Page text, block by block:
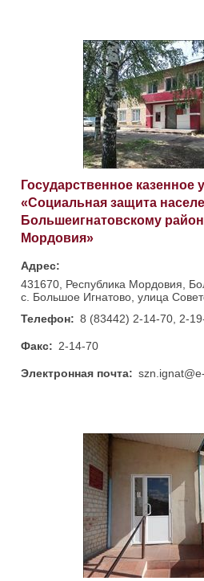
Государственное казенное
«Социальная защита
Большеигнатовскому
Мордовия»
Адрес:
431670, Республика Мордовия,
с. Большое Игнатово, улица
Телефон: 8 (83442) 2-14-70, 2-
Факс: 2-14-70
Электронная почта: